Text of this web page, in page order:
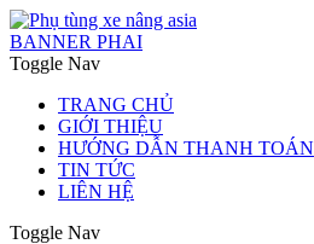
BANNER PHAI
Toggle Nav
TRANG CHỦ
GIỚI THIỆU
HƯỚNG DẪN THANH TOÁN
TIN TỨC
LIÊN HỆ
Toggle Nav